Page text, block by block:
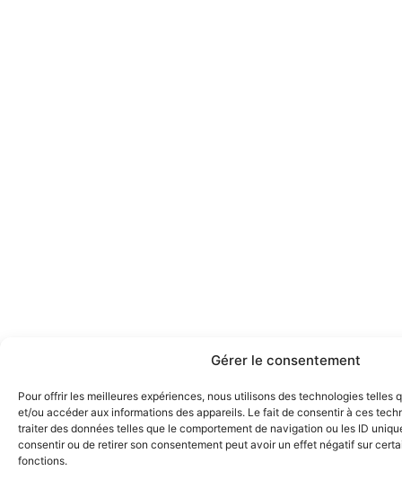
Gérer le consentement
Pour offrir les meilleures expériences, nous utilisons des technologies telles
et/ou accéder aux informations des appareils. Le fait de consentir à ces
traiter des données telles que le comportement de navigation ou les ID
consentir ou de retirer son consentement peut avoir un effet négatif sur
fonctions.